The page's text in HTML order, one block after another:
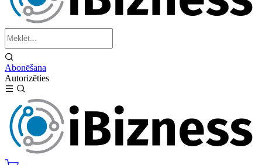
Abonēšana
Autorizēties